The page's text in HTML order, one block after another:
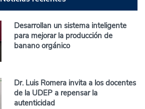
Desarrollan un sistema inteligente
para mejorar la producción de
banano orgánico
Dr. Luis Romera invita a los docentes
de la UDEP a repensar la
autenticidad